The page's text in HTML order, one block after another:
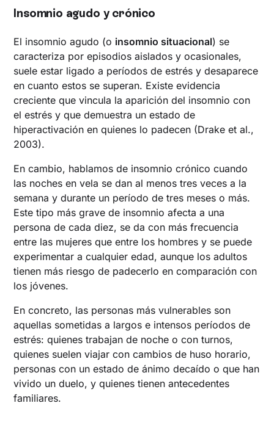
Insomnio agudo y crónico
El insomnio agudo (o insomnio situacional) se
caracteriza por episodios aislados y ocasionales,
suele estar ligado a períodos de estrés y desaparece
en cuanto estos se superan. Existe evidencia
creciente que vincula la aparición del insomnio con
el estrés y que demuestra un estado de
hiperactivación en quienes lo padecen (Drake et al.,
2003).
En cambio, hablamos de insomnio crónico cuando
las noches en vela se dan al menos tres veces a la
semana y durante un período de tres meses o más.
Este tipo más grave de insomnio afecta a una
persona de cada diez, se da con más frecuencia
entre las mujeres que entre los hombres y se puede
experimentar a cualquier edad, aunque los adultos
tienen más riesgo de padecerlo en comparación con
los jóvenes.
En concreto, las personas más vulnerables son
aquellas sometidas a largos e intensos períodos de
estrés: quienes trabajan de noche o con turnos,
quienes suelen viajar con cambios de huso horario,
personas con un estado de ánimo decaído o que han
vivido un duelo, y quienes tienen antecedentes
familiares.